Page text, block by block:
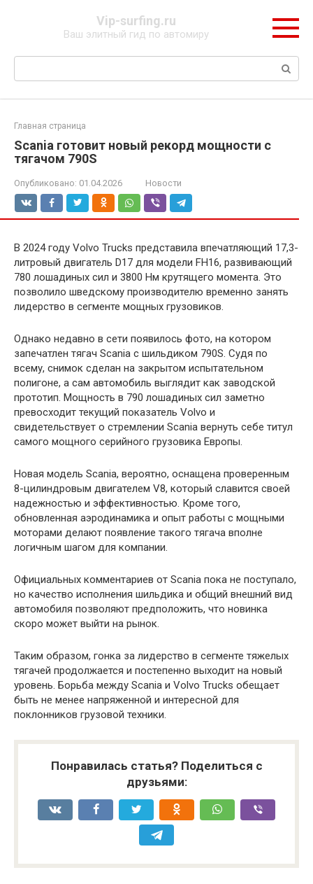
Vip-surfing.ru
Ваш элитный гид по автомиру
Поиск:
Главная страница
Scania готовит новый рекорд мощности с
тягачом 790S
Опубликовано: 01.04.2026 Новости
В 2024 году Volvo Trucks представила впечатляющий 17,3-
литровый двигатель D17 для модели FH16, развивающий
780 лошадиных сил и 3800 Нм крутящего момента. Это
позволило шведскому производителю временно занять
лидерство в сегменте мощных грузовиков.
Однако недавно в сети появилось фото, на котором
запечатлен тягач Scania с шильдиком 790S. Судя по
всему, снимок сделан на закрытом испытательном
полигоне, а сам автомобиль выглядит как заводской
прототип. Мощность в 790 лошадиных сил заметно
превосходит текущий показатель Volvo и
свидетельствует о стремлении Scania вернуть себе титул
самого мощного серийного грузовика Европы.
Новая модель Scania, вероятно, оснащена проверенным
8-цилиндровым двигателем V8, который славится своей
надежностью и эффективностью. Кроме того,
обновленная аэродинамика и опыт работы с мощными
моторами делают появление такого тягача вполне
логичным шагом для компании.
Официальных комментариев от Scania пока не поступало,
но качество исполнения шильдика и общий внешний вид
автомобиля позволяют предположить, что новинка
скоро может выйти на рынок.
Таким образом, гонка за лидерство в сегменте тяжелых
тягачей продолжается и постепенно выходит на новый
уровень. Борьба между Scania и Volvo Trucks обещает
быть не менее напряженной и интересной для
поклонников грузовой техники.
Понравилась статья? Поделиться с
друзьями: